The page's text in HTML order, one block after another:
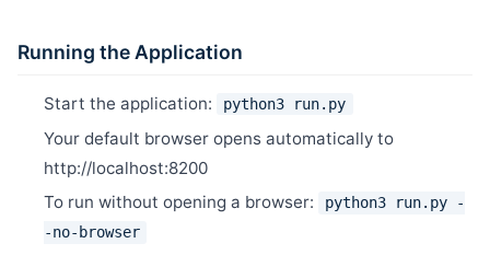
Running the Application
Start the application: python3 run.py
Your default browser opens automatically to
http://localhost:8200
To run without opening a browser:
python3 run.py -
-no-browser